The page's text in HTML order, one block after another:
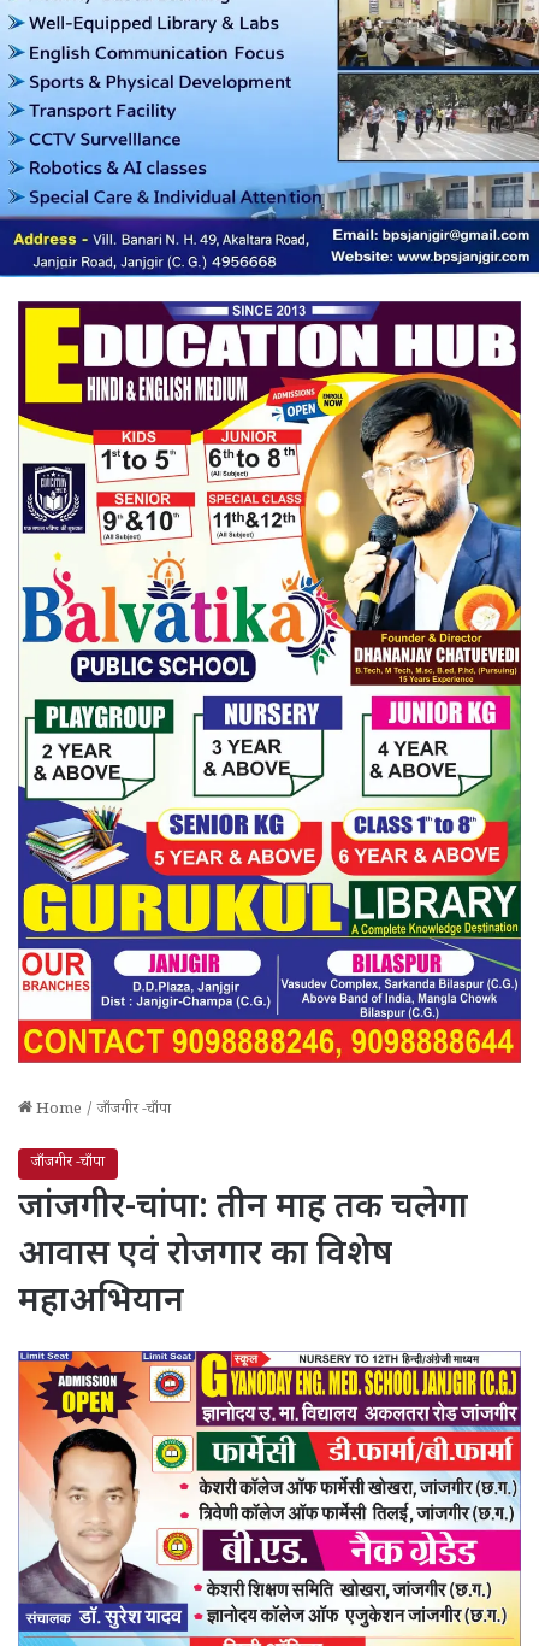
Home / जाँजगीर -चाँपा
जाँजगीर -चाँपा
जांजगीर-चांपा: तीन माह तक चलेगा
आवास एवं रोजगार का विशेष
महाअभियान